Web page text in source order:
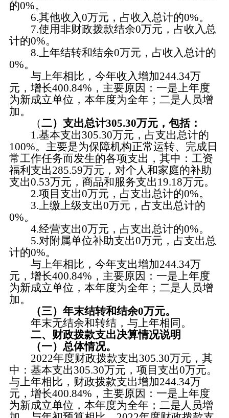
的0%。
6.其他收入0万元，占收入总计的0%。
7.使用非财政拨款结余0万元，占收入总
计的0%。
8.上年结转和结余0万元，占收入总计的
0%。
与上年相比，今年收入增加244.34万
元，增长400.84%，主要原因：一是上年度
为新成立单位，本年度为全年；二是人员增
加。
（二）支出总计305.30万元，包括：
1.基本支出305.30万元，占支出总计的
100%。主要是为保障机构正常运转、完成日
常工作任务而发生的各项支出，其中：工资
福利支出285.59万元，对个人和家庭的补助
支出0.53万元，商品和服务支出19.18万元。
2.项目支出0万元，占支出总计的0%。
3.上缴上级支出0万元，占支出总计的
0%。
4.经营支出0万元，占支出总计的0%。
5.对附属单位补助支出0万元，占支出总
计的0%。
与上年相比，今年支出增加244.34万
元，增长400.84%，主要原因：一是上年度
为新成立单位，本年度为全年；二是人员增
加。
（三）年末结转和结余0万元。
年末无结余和转结，与上年相同。
二、财政拨款支出决算情况说明
（一）总体情况。
2022年度财政拨款支出305.30万元，其
中：基本支出305.30万元，项目支出0万元。
与上年相比，财政拨款支出增加244.34万
元，增长400.84%，主要原因：一是上年度
为新成立单位，本年度为全年；二是人员增